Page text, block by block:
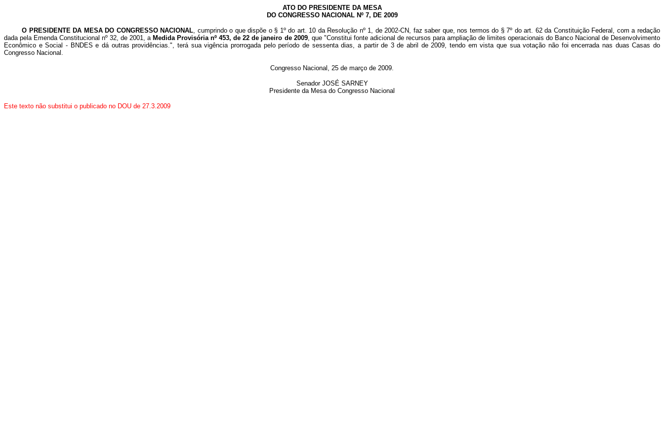
ATO DO PRESIDENTE DA MESA
DO CONGRESSO NACIONAL Nº 7, DE 2009
O PRESIDENTE DA MESA DO CONGRESSO NACIONAL, cumprindo o que dispõe o § 1º do art. 10 da Resolução nº 1, de 2002-CN, faz saber que, nos termos do § 7º do art. 62 da Constituição Federal, com a redação
dada pela Emenda Constitucional nº 32, de 2001, a Medida Provisória nº 453, de 22 de janeiro de 2009, que "Constitui fonte adicional de recursos para ampliação de limites operacionais do Banco Nacional de Desenvolvimento
Econômico e Social - BNDES e dá outras providências.", terá sua vigência prorrogada pelo período de sessenta dias, a partir de 3 de abril de 2009, tendo em vista que sua votação não foi encerrada nas duas Casas do
Congresso Nacional.
Congresso Nacional, 25 de março de 2009.
Senador JOSÉ SARNEY
Presidente da Mesa do Congresso Nacional
Este texto não substitui o publicado no DOU de 27.3.2009